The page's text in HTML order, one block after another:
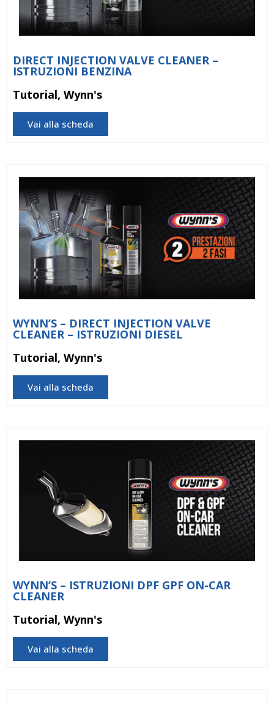
DIRECT INJECTION VALVE CLEANER –
ISTRUZIONI BENZINA
Tutorial, Wynn's
Vai alla scheda
WYNN’S – DIRECT INJECTION VALVE
CLEANER – ISTRUZIONI DIESEL
Tutorial, Wynn's
Vai alla scheda
WYNN’S – ISTRUZIONI DPF GPF ON-CAR
CLEANER
Tutorial, Wynn's
Vai alla scheda